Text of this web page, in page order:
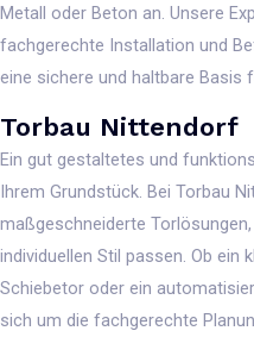
Metall oder Beton an. Unsere
fachgerechte Installation und
eine sichere und haltbare Basis
Torbau Nittendorf
Ein gut gestaltetes und
Ihrem Grundstück. Bei Torbau
maßgeschneiderte
individuellen Stil passen. Ob ein
Schiebetor oder ein
sich um die fachgerechte